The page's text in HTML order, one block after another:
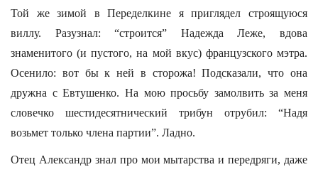
Той же зимой в Переделкине я приглядел строящуюся
виллу. Разузнал: “строится” Надежда Леже, вдова
знаменитого (и пустого, на мой вкус) французского мэтра.
Осенило: вот бы к ней в сторожа! Подсказали, что она
дружна с Евтушенко. На мою просьбу замолвить за меня
словечко шестидесятнический трибун отрубил: “Надя
возьмет только члена партии”. Ладно.
Отец Александр знал про мои мытарства и передряги, даже